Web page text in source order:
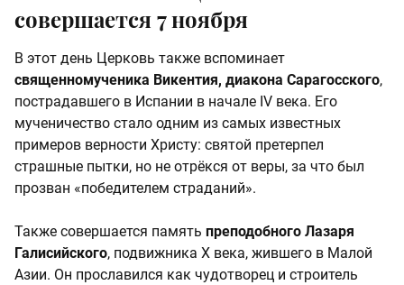
совершается 7 ноября
В этот день Церковь также вспоминает
священномученика Викентия, диакона Сарагосского,
пострадавшего в Испании в начале IV века. Его
мученичество стало одним из самых известных
примеров верности Христу: святой претерпел
страшные пытки, но не отрёкся от веры, за что был
прозван «победителем страданий».
Также совершается память преподобного Лазаря
Галисийского, подвижника X века, жившего в Малой
Азии. Он прославился как чудотворец и строитель